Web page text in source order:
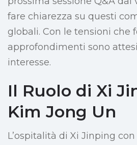
fare chiarezza su questi
globali. Con le tensioni che
approfondimenti sono
interesse.
Il Ruolo di Xi
Kim Jong Un
L’ospitalità di Xi Jinping